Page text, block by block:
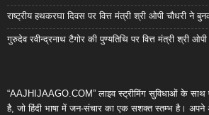
राष्ट्रीय हथकरघा दिवस पर वित्त मंत्री श्री ओपी चौधरी ने
गुरुदेव रवीन्द्रनाथ टैगोर की पुण्यतिथि पर वित्त मंत्री श्री
“AAJHIJAAGO.COM” लाइव स्ट्रीमिंग सुविधाओं के साथ
है, जो हिंदी भाषा में जन-संचार का एक सशक्त स्तम्भ है। अपने